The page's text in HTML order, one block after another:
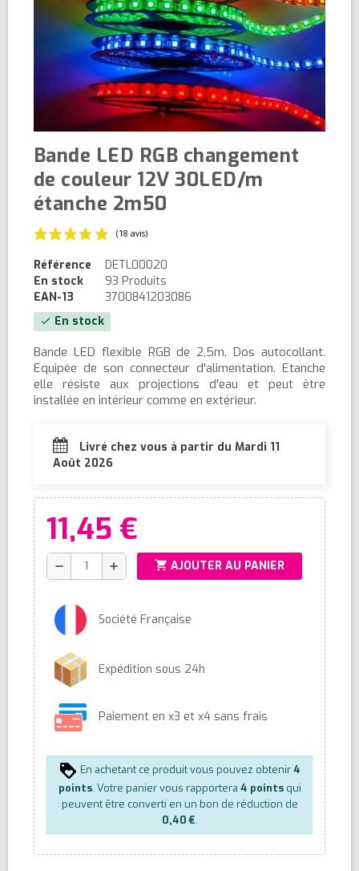
Bande LED RGB changement
de couleur 12V 30LED/m
étanche 2m50
Référence
DETL00020
En stock
93 Produits
EAN-13
3700841203086
check En stock
Bande LED flexible RGB de 2,5m. Dos autocollant.
Equipée de son connecteur d'alimentation. Etanche
elle résiste aux projections d'eau et peut être
installée en intérieur comme en extérieur.
Livré chez vous à partir du Mardi 11
Août 2026
11,45 €
remove add shopping_cart AJOUTER AU PANIER
Société Française
Expédition sous 24h
Paiement en x3 et x4 sans frais
En achetant ce produit vous pouvez obtenir4
points. Votre panier vous rapportera 4 pointsqui
peuvent être converti en un bon de réduction de
0,40 €.